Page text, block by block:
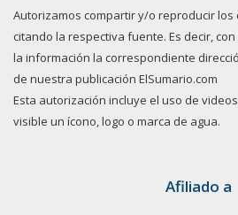
Autorizamos compartir y/o reproducir
citando la respectiva fuente. Es decir,
la información la correspondiente
de nuestra publicación ElSumario.com
Esta autorización incluye el uso de
visible un ícono, logo o marca de agua.
Afiliado a